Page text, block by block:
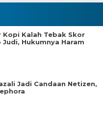
Kopi Kalah Tebak Skor
Hukumnya Haram
Jadi Candaan Netizen,